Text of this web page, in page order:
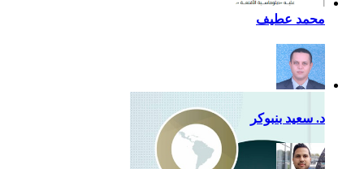
إضافية لدعم القوة الناعمة
للصين في أمريكا اللاتينية
محمد عطيف
د. سعيد بنبوكر